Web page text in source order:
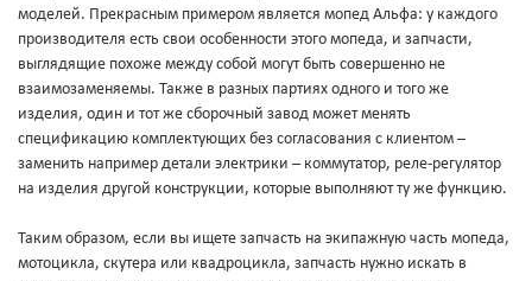
моделей. Прекрасным примером является мопед Альфа: у каждого
производителя есть свои особенности этого мопеда, и запчасти,
выглядящие похоже между собой могут быть совершенно не
взаимозаменяемы. Также в разных партиях одного и того же
изделия, один и тот же сборочный завод может менять
спецификацию комплектующих без согласования с клиентом –
заменить например детали электрики – коммутатор, реле-регулятор
на изделия другой конструкции, которые выполняют ту же функцию.
Таким образом, если вы ищете запчасть на экипажную часть мопеда,
мотоцикла, скутера или квадроцикла, запчасть нужно искать в